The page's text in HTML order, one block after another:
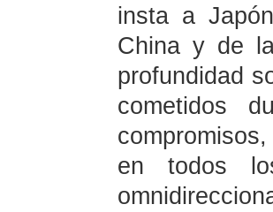
insta a
China y de
profundidad
cometidos
en todos